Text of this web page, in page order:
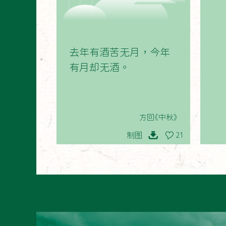
去年有酒苦无月，今年
有月却无酒。
方回《中秋》
制图 21